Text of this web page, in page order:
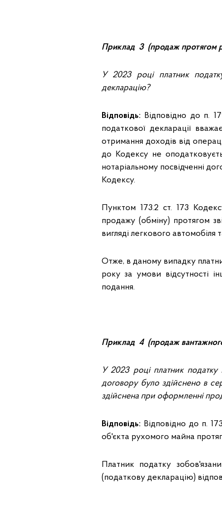
Приклад 3 (продаж протягом
У 2023 році платник
декларацію?
Відповідь: Відповідно до п.
податкової декларації
отримання доходів від
до Кодексу не
нотаріальному посвідченні
Кодексу.
Пунктом 173.2 ст. 173
продажу (обміну) протягом
вигляді легкового
Отже, в даному випадку
року за умови відсутності
подання.
Приклад 4 (продаж
У 2023 році платник податку
договору було здійснено в
здійснена при оформленні
Відповідь: Відповідно до п.
об'єкта рухомого майна
Платник податку
(податкову декларацію)